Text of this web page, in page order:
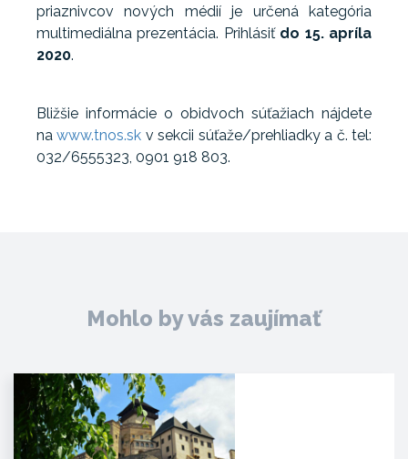
priaznivcov nových médií je určená kategória
multimediálna prezentácia. Prihlásiť do 15. apríla
2020.
Bližšie informácie o obidvoch súťažiach nájdete
nawww.tnos.sk v sekcii súťaže/prehliadky a č. tel:
032/6555323, 0901 918 803.
Mohlo by vás zaujímať